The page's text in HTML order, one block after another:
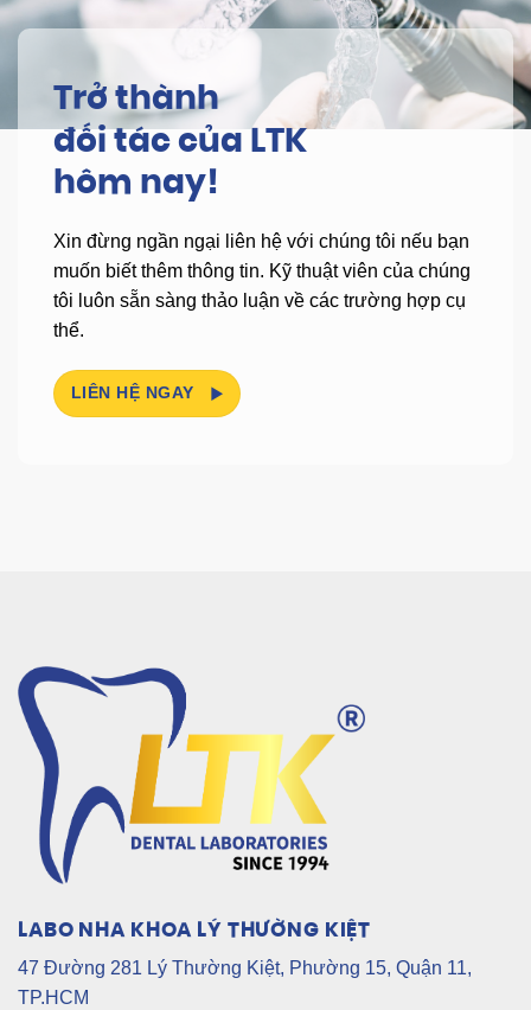
Trở thành
đối tác của LTK
hôm nay!
Xin đừng ngần ngại liên hệ với chúng tôi nếu bạn
muốn biết thêm thông tin. Kỹ thuật viên của chúng
tôi luôn sẵn sàng thảo luận về các trường hợp cụ
thể.
LIÊN HỆ NGAY
LABO NHA KHOA LÝ THƯỜNG KIỆT
47 Đường 281 Lý Thường Kiệt, Phường 15, Quận 11,
TP.HCM